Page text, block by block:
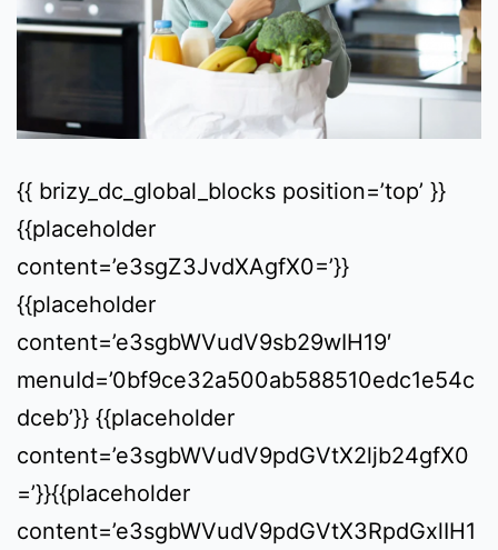
{{ brizy_dc_global_blocks position=’top’ }}
{{placeholder
content=’e3sgZ3JvdXAgfX0=’}}
{{placeholder
content=’e3sgbWVudV9sb29wIH19′
menuId=’0bf9ce32a500ab588510edc1e54c
dceb’}} {{placeholder
content=’e3sgbWVudV9pdGVtX2ljb24gfX0
=’}}{{placeholder
content=’e3sgbWVudV9pdGVtX3RpdGxlIH1